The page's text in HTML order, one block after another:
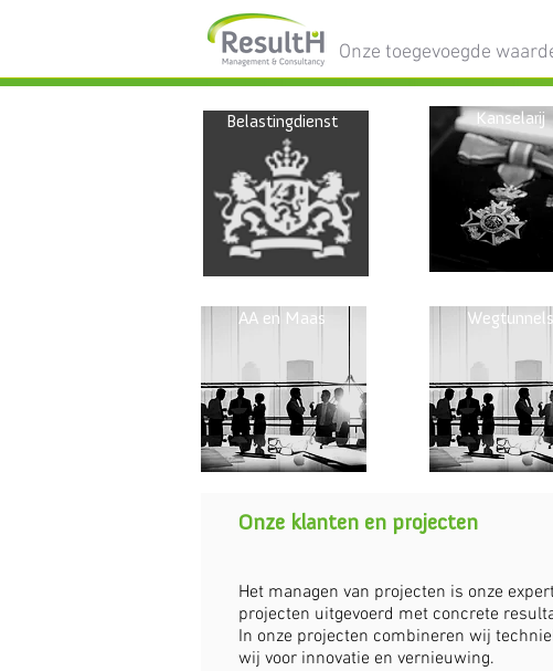
Onze toegevoegde
Belastingdienst
AA en Maas
Kanselarij
Wegtunnels
Onze klanten en projecten
Het managen van projecten is onze
projecten uitgevoerd met concrete
In onze projecten combineren wij
wij voor innovatie en vernieuwing.